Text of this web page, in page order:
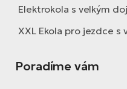
Elektrokola s velkým
XXL Ekola pro jezdce s
Poradíme vám